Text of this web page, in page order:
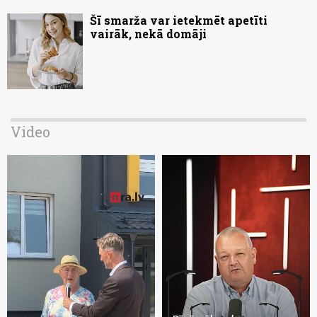
Šī smarža var ietekmēt apetīti
vairāk, nekā domāji
Video